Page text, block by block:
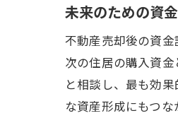
未来のための資
不動産売却後の資
次の住居の購入資
と相談し、最も効
な資産形成にもつ